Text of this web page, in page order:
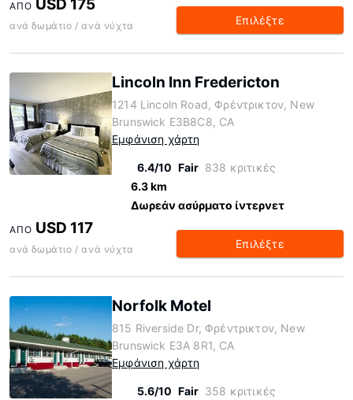
ΑΠΌ USD 175
ανά δωμάτιο / ανά νύχτα Επιλέξτε
Lincoln Inn Fredericton
1214 Lincoln Road, Φρέντρικτον, New
Brunswick E3B8C8, CA
Εμφάνιση χάρτη
6.4/10 Fair 838 κριτικές
6.3 km
Δωρεάν ασύρματο ίντερνετ
ΑΠΌ USD 117
ανά δωμάτιο / ανά νύχτα Επιλέξτε
Norfolk Motel
815 Riverside Dr, Φρέντρικτον, New
Brunswick E3A 8R1, CA
Εμφάνιση χάρτη
5.6/10 Fair 358 κριτικές